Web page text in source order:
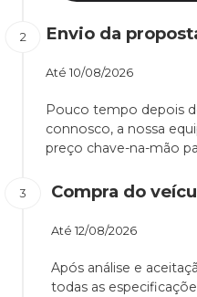
Envio da
Até 10/08/2026
Pouco tempo depois
connosco, a nossa
preço chave-na-mão
Compra do
Até 12/08/2026
Após análise e
todas as